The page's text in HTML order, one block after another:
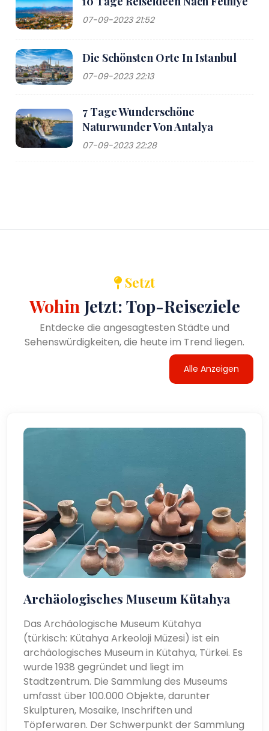
07-09-2023 21:52
Die Schönsten Orte In Istanbul
07-09-2023 22:13
7 Tage Wunderschöne
Naturwunder Von Antalya
07-09-2023 22:28
Setzt
Wohin Jetzt: Top-Reiseziele
Entdecke die angesagtesten Städte und
Sehenswürdigkeiten, die heute im Trend liegen.
Alle Anzeigen
Archäologisches Museum Kütahya
Das Archäologische Museum Kütahya
(türkisch: Kütahya Arkeoloji Müzesi) ist ein
archäologisches Museum in Kütahya, Türkei. Es
wurde 1938 gegründet und liegt im
Stadtzentrum. Die Sammlung des Museums
umfasst über 100.000 Objekte, darunter
Skulpturen, Mosaike, Inschriften und
Töpferwaren. Der Schwerpunkt der Sammlung